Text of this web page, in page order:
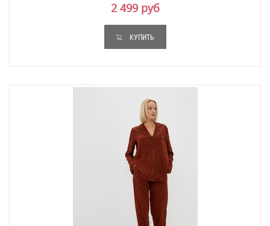
2 499 руб
КУПИТЬ